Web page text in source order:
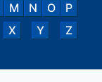
M N O
P
X Y Z